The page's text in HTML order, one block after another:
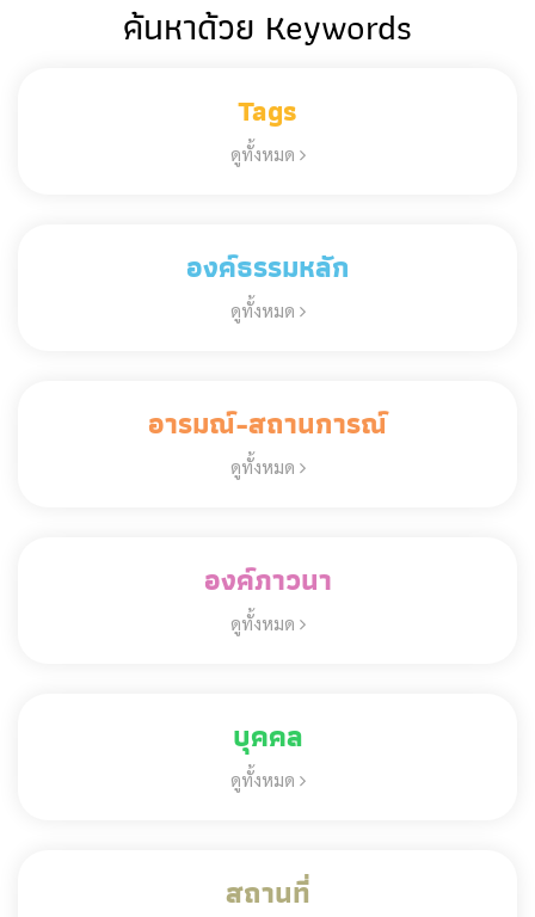
ค้นหาด้วย Keywords
Tags
ดูทั้งหมด
องค์ธรรมหลัก
ดูทั้งหมด
อารมณ์-สถานการณ์
ดูทั้งหมด
องค์ภาวนา
ดูทั้งหมด
บุคคล
ดูทั้งหมด
สถานที่